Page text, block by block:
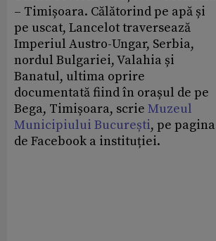
– Timișoara. Călătorind pe apă și
pe uscat, Lancelot traversează
Imperiul Austro-Ungar, Serbia,
nordul Bulgariei, Valahia și
Banatul, ultima oprire
documentată fiind în orașul de pe
Bega, Timișoara, scrie Muzeul
Municipiului București, pe pagina
de Facebook a instituției.